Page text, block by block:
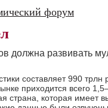
форум
должна развивать
составляет 990 трлн
приходится всего
страна, которая имеет